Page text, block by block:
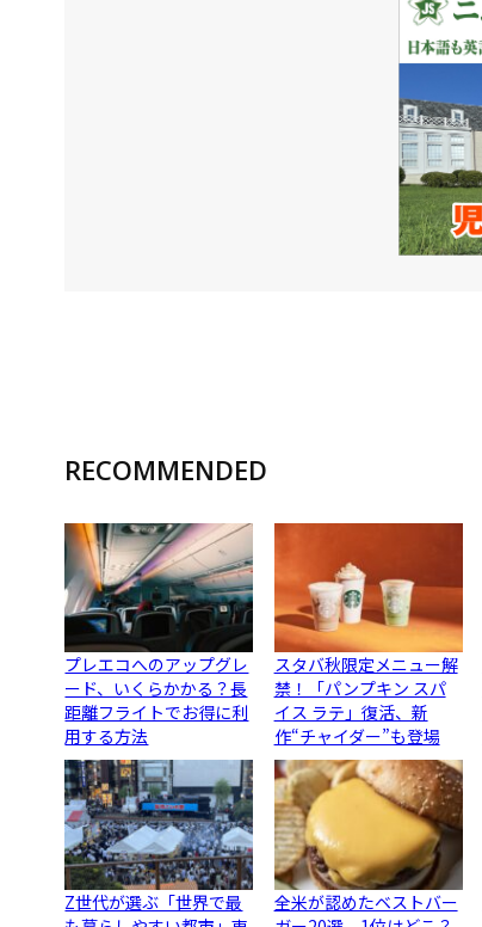
RECOMMENDED
プレエコへのアップグレ
ード、いくらかかる？長
距離フライトでお得に利
用する方法
スタバ秋限定メニュー解
禁！「パンプキン スパ
イス ラテ」復活、新
作“チャイダー”も登場
Z世代が選ぶ「世界で最
全米が認めたベストバー